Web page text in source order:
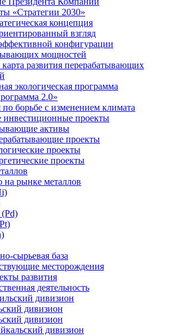
«Стратегии 2030»
концепция
взгляд
конфигурации
мощностей
развития перерабатывающих
экологическая программа
2.0»
по борьбе с изменением климата
проекты
активы
проекты
проекты
проекты
на рынке металлов
сырьевая база
месторождения
развития
деятельность
дивизион
дивизион
дивизион
дивизион